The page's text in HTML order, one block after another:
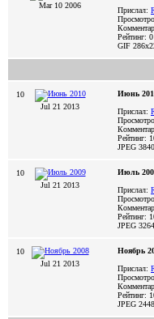
Mar 10 2006
Прислал:
Рейтинг: 0
GIF
10
Jul 21 2013
Июнь
Прислал:
Рейтинг:
JPEG
10
Jul 21 2013
Июль
Прислал:
Рейтинг:
JPEG
10
Jul 21 2013
Ноябрь
Прислал:
Рейтинг:
JPEG